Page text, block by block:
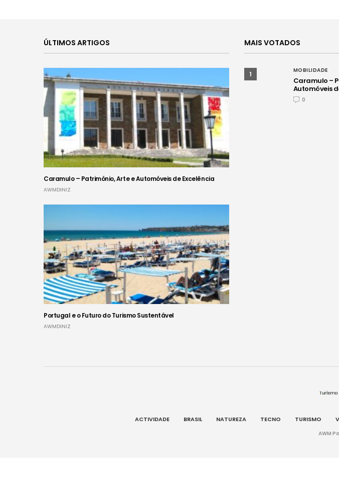
ÚLTIMOS ARTIGOS
Caramulo – Património, Arte e Automóveis de Excelência
AWMDINIZ
Portugal e o Futuro do Turismo Sustentável
AWMDINIZ
MAIS VOTADOS
1 MOBILIDADE
Caramulo –
Automóveis
0
ACTIVIDADE BRASIL NATUREZA TECNO TURISMO
AWM